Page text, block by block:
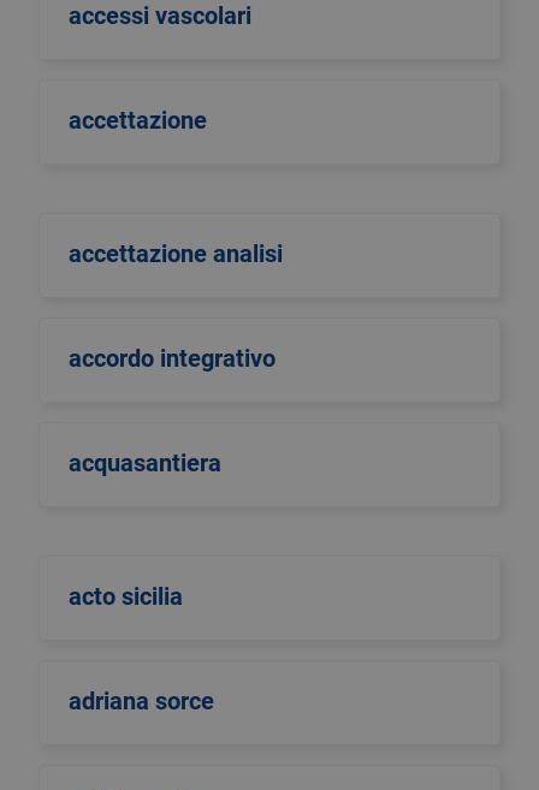
accessi vascolari
accettazione
accettazione analisi
accordo integrativo
acquasantiera
acto sicilia
adriana sorce